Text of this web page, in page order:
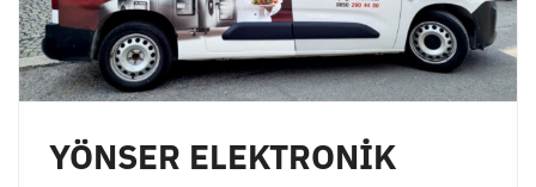
YÖNSER ELEKTRONİK